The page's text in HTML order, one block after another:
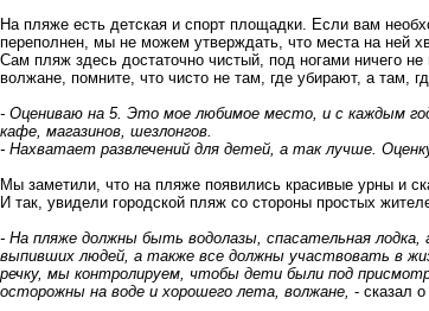
На пляже есть детская и спорт площадки. Если вам
переполнен, мы не можем утверждать, что места на ней
Сам пляж здесь достаточно чистый, под ногами ничего
волжане, помните, что чисто не там, где убирают, а там,
- Оцениваю на 5. Это мое любимое место, и с каждым
кафе, магазинов, шезлонгов.
- Нахватает развлечений для детей, а так лучше.
Мы заметили, что на пляже появились красивые урны и
И так, увидели городской пляж со стороны простых
- На пляже должны быть водолазы, спасательная
выпивших людей, а также все должны участвовать в
речку, мы контролируем, чтобы дети были под
осторожны на воде и хорошего лета, волжане, - сказал